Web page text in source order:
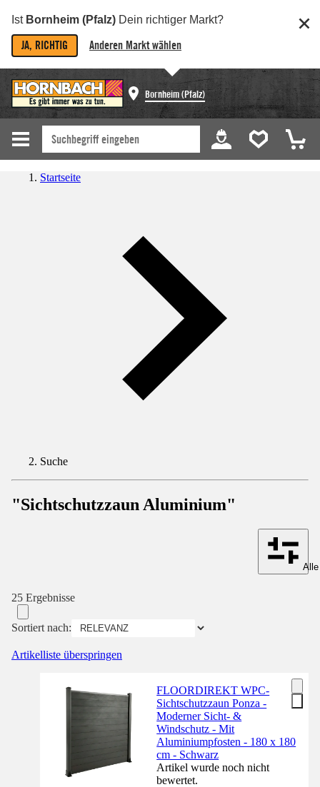
Ist Bornheim (Pfalz) Dein richtiger Markt?
JA, RICHTIG Anderen Markt wählen
Bornheim (Pfalz)
Startseite
Suche
"Sichtschutzzaun Aluminium"
25 Ergebnisse
Sortiert nach:
Artikelliste überspringen
FLOORDIREKT WPC-
Sichtschutzzaun Ponza -
Moderner Sicht- &
Windschutz - Mit
Aluminiumpfosten - 180 x 180
cm - Schwarz
Artikel wurde noch nicht
bewertet.